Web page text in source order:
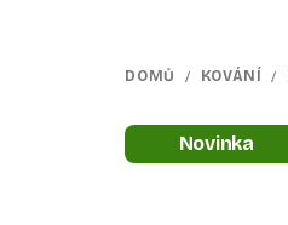
DOMŮ / KOVÁNÍ /
Novinka